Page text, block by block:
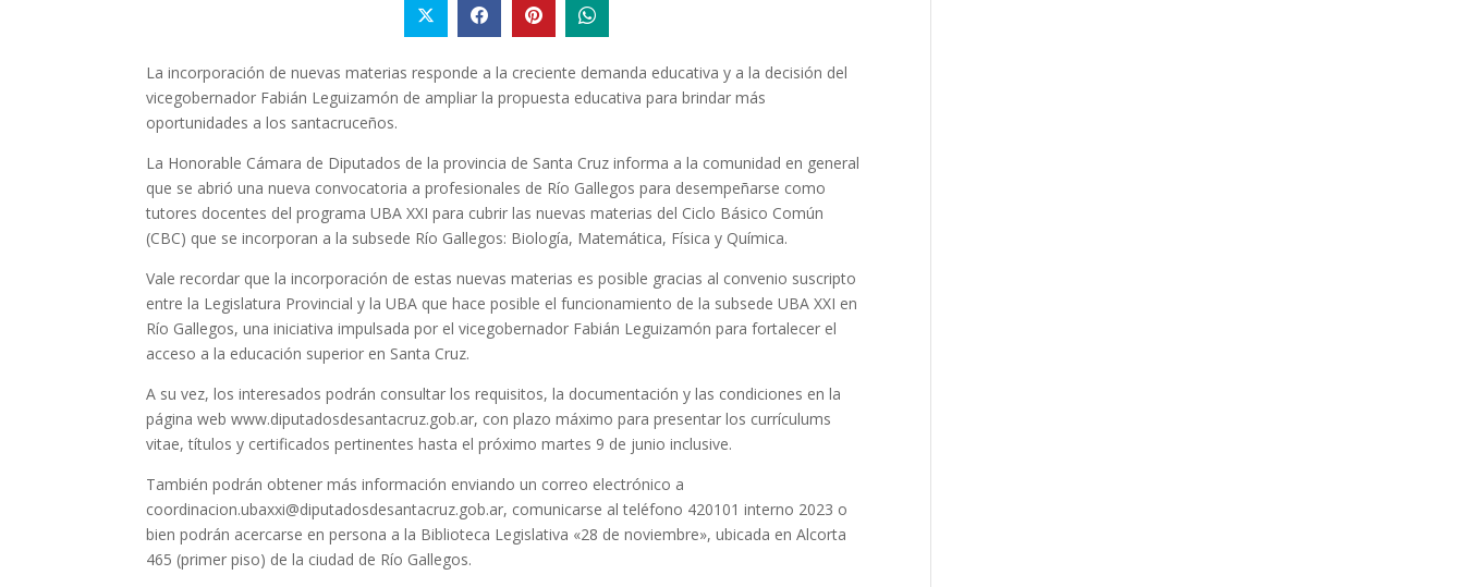
La incorporación de nuevas materias responde a la creciente demanda educativa y a la decisión del
vicegobernador Fabián Leguizamón de ampliar la propuesta educativa para brindar más
oportunidades a los santacruceños.
La Honorable Cámara de Diputados de la provincia de Santa Cruz informa a la comunidad en general
que se abrió una nueva convocatoria a profesionales de Río Gallegos para desempeñarse como
tutores docentes del programa UBA XXI para cubrir las nuevas materias del Ciclo Básico Común
(CBC) que se incorporan a la subsede Río Gallegos: Biología, Matemática, Física y Química.
Vale recordar que la incorporación de estas nuevas materias es posible gracias al convenio suscripto
entre la Legislatura Provincial y la UBA que hace posible el funcionamiento de la subsede UBA XXI en
Río Gallegos, una iniciativa impulsada por el vicegobernador Fabián Leguizamón para fortalecer el
acceso a la educación superior en Santa Cruz.
A su vez, los interesados podrán consultar los requisitos, la documentación y las condiciones en la
página web www.diputadosdesantacruz.gob.ar, con plazo máximo para presentar los currículums
vitae, títulos y certificados pertinentes hasta el próximo martes 9 de junio inclusive.
También podrán obtener más información enviando un correo electrónico a
coordinacion.ubaxxi@diputadosdesantacruz.gob.ar, comunicarse al teléfono 420101 interno 2023 o
bien podrán acercarse en persona a la Biblioteca Legislativa «28 de noviembre», ubicada en Alcorta
465 (primer piso) de la ciudad de Río Gallegos.